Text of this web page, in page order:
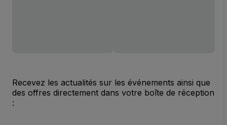
Recevez les actualités sur les événements ainsi que
des offres directement dans votre boîte de réception
: